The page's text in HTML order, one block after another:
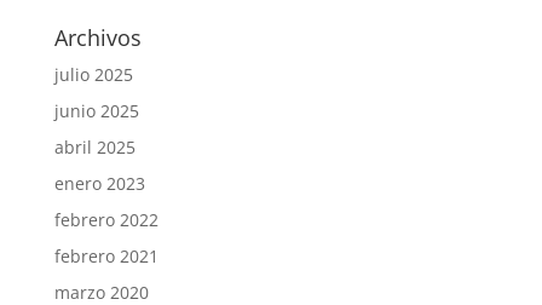
Archivos
julio 2025
junio 2025
abril 2025
enero 2023
febrero 2022
febrero 2021
marzo 2020